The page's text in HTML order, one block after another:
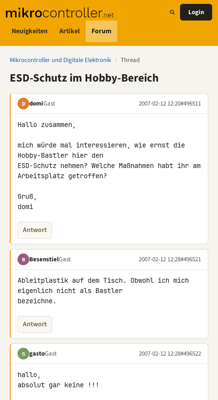
Neuigkeiten Artikel Forum
Login
Mikrocontroller und Digitale Elektronik › Thread
ESD-Schutz im Hobby-Bereich
D domiGast 2007-02-12 12:20#496511
Hallo zusammen,
mich würde mal interessieren, wie ernst die
Hobby-Bastler hier den
ESD-Schutz nehmen? Welche Maßnahmen habt ihr am
Arbeitsplatz getroffen?
Gruß,
domi
Antwort
B BesenstielGast 2007-02-12 12:28#496521
Ableitplastik auf dem Tisch. Obwohl ich mich
eigenlich nicht als Bastler
bezeichne.
Antwort
G gastoGast 2007-02-12 12:28#496522
hallo,
absolut gar keine !!!